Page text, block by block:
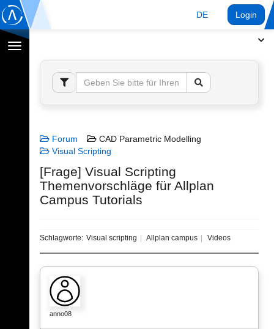
DE Login
Navigation
umschalten
Forum
CAD Parametric Modelling
Visual Scripting
[Frage] Visual Scripting
Themenvorschläge für Allplan
Campus Tutorials
Schlagworte: Visual scripting Allplan campus Videos
anno08